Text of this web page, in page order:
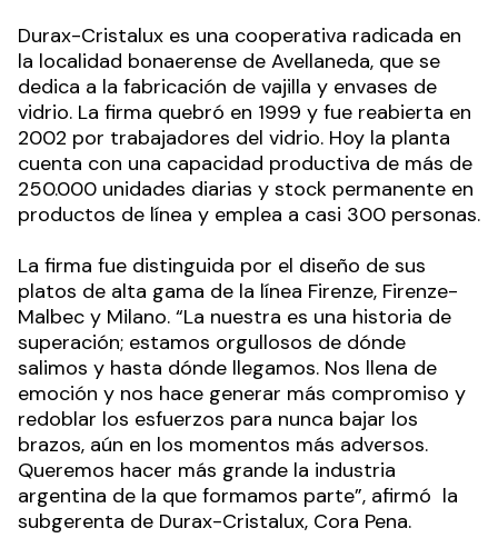
Durax-Cristalux es una cooperativa radicada en
la localidad bonaerense de Avellaneda, que se
dedica a la fabricación de vajilla y envases de
vidrio. La firma quebró en 1999 y fue reabierta en
2002 por trabajadores del vidrio. Hoy la planta
cuenta con una capacidad productiva de más de
250.000 unidades diarias y stock permanente en
productos de línea y emplea a casi 300 personas.
La firma fue distinguida por el diseño de sus
platos de alta gama de la línea Firenze, Firenze-
Malbec y Milano. “La nuestra es una historia de
superación; estamos orgullosos de dónde
salimos y hasta dónde llegamos. Nos llena de
emoción y nos hace generar más compromiso y
redoblar los esfuerzos para nunca bajar los
brazos, aún en los momentos más adversos.
Queremos hacer más grande la industria
argentina de la que formamos parte”, afirmó la
subgerenta de Durax-Cristalux, Cora Pena.